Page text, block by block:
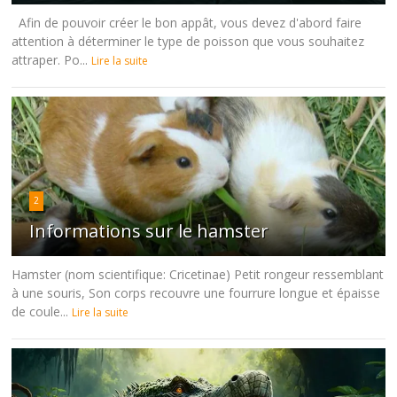
Afin de pouvoir créer le bon appât, vous devez d'abord faire
attention à déterminer le type de poisson que vous souhaitez
attraper. Po... Lire la suite
2
Informations sur le hamster
Hamster (nom scientifique: Cricetinae) Petit rongeur ressemblant
à une souris, Son corps recouvre une fourrure longue et épaisse
de coule... Lire la suite